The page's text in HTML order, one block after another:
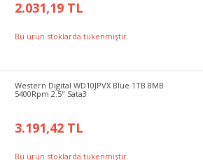
2.031,19 TL
Bu ürün stoklarda tükenmiştir.
Western Digital WD10JPVX Blue 1TB 8MB
5400Rpm 2.5" Sata3
3.191,42 TL
Bu ürün stoklarda tükenmiştir.